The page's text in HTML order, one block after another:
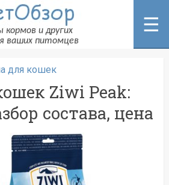
☰
для кошек
Ziwi Peak:
состава, цена